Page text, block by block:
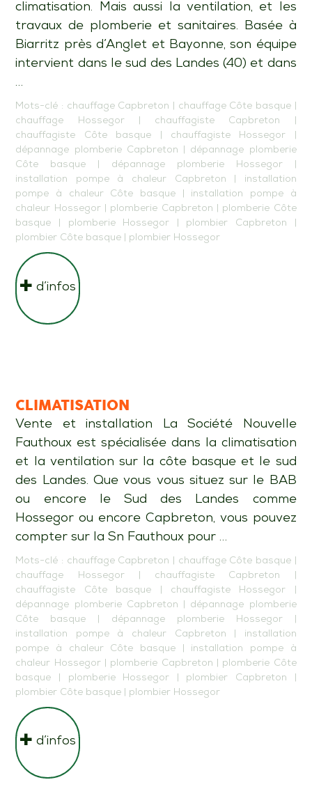
climatisation. Mais aussi la ventilation, et les
travaux de plomberie et sanitaires. Basée à
Biarritz près d’Anglet et Bayonne, son équipe
intervient dans le sud des Landes (40) et dans
…
Mots-clé : chauffage Capbreton chauffage Côte basque|
chauffage Hossegor| chauffagiste Capbreton
chauffagiste Côte basque
chauffagiste Hossegor
dépannage plomberie Capbreton
dépannage plomberie
Côte basque
dépannage plomberie Hossegor|
installation pompe à chaleur Capbreton
installation
pompe à chaleur Côte basque
installation pompe à
chaleur Hossegor| plomberie Capbreton
plomberie Côte
basque
plomberie Hossegor plombier Capbreton
plombier Côte basque
plombier Hossegor
d’infos
CLIMATISATION
Vente et installation La Société Nouvelle
Fauthoux est spécialisée dans la climatisation
et la ventilation sur la côte basque et le sud
des Landes. Que vous vous situez sur le BAB
ou encore le Sud des Landes comme
Hossegor ou encore Capbreton, vous pouvez
compter sur la Sn Fauthoux pour …
Mots-clé : chauffage Capbreton chauffage Côte basque|
chauffage Hossegor| chauffagiste Capbreton
chauffagiste Côte basque
chauffagiste Hossegor
dépannage plomberie Capbreton
dépannage plomberie
Côte basque
dépannage plomberie Hossegor|
installation pompe à chaleur Capbreton
installation
pompe à chaleur Côte basque
installation pompe à
chaleur Hossegor| plomberie Capbreton
plomberie Côte
basque
plomberie Hossegor plombier Capbreton
plombier Côte basque
plombier Hossegor
d’infos